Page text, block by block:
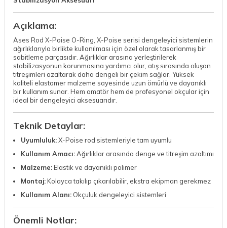
Açıklama:
Ases Rod X-Poise O-Ring, X-Poise serisi dengeleyici sistemlerin
ağırlıklarıyla birlikte kullanılması için özel olarak tasarlanmış bir
sabitleme parçasıdır. Ağırlıklar arasına yerleştirilerek
stabilizasyonun korunmasına yardımcı olur, atış sırasında oluşan
titreşimleri azaltarak daha dengeli bir çekim sağlar. Yüksek
kaliteli elastomer malzeme sayesinde uzun ömürlü ve dayanıklı
bir kullanım sunar. Hem amatör hem de profesyonel okçular için
ideal bir dengeleyici aksesuarıdır.
Teknik Detaylar:
Uyumluluk:X-Poise rod sistemleriyle tam uyumlu
Kullanım Amacı:Ağırlıklar arasında denge ve titreşim azaltımı
Malzeme:Elastik ve dayanıklı polimer
Montaj:Kolayca takılıp çıkarılabilir, ekstra ekipman gerekmez
Kullanım Alanı: Okçuluk dengeleyici sistemleri
Önemli Notlar: